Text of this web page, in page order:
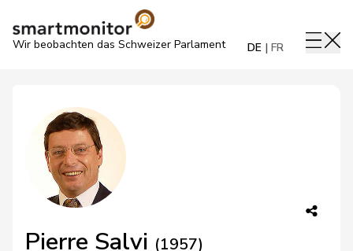
Wir beobachten das Schweizer Parlament DE FR
Pierre Salvi (1957)